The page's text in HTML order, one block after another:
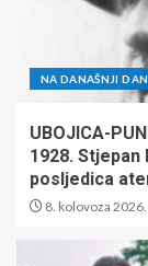
NA DANAŠNJI DAN
UBOJICA-
1928.
posljedica
8. kolovoza 2026.